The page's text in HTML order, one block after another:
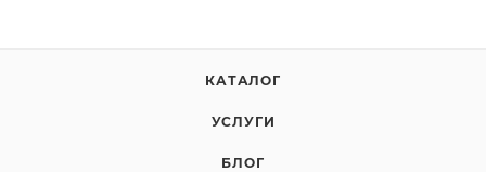
КАТАЛОГ
УСЛУГИ
БЛОГ